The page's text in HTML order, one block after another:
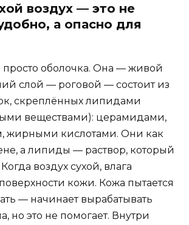
воздух — это не
а опасно для
просто оболочка. Она — живой
слой — роговой — состоит из
скреплённых липидами
веществами): церамидами,
жирными кислотами. Они как
а липиды — раствор, который
воздух сухой, влага
кожи. Кожа пытается
— начинает вырабатывать
но это не помогает. Внутри